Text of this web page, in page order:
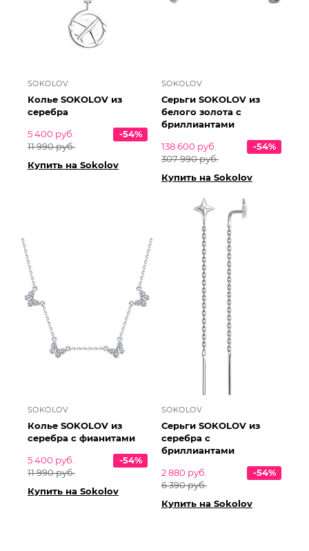
SOKOLOV
Колье SOKOLOV из
серебра
5 400 руб.
11 990 руб.
-54%
Купить на Sokolov
SOKOLOV
Серьги SOKOLOV из
белого золота с
бриллиантами
138 600 руб.
307 990 руб.
-54%
Купить на Sokolov
SOKOLOV
Колье SOKOLOV из
серебра с фианитами
5 400 руб.
11 990 руб.
-54%
Купить на Sokolov
SOKOLOV
Серьги SOKOLOV из
серебра с
бриллиантами
2 880 руб.
6 390 руб.
-54%
Купить на Sokolov